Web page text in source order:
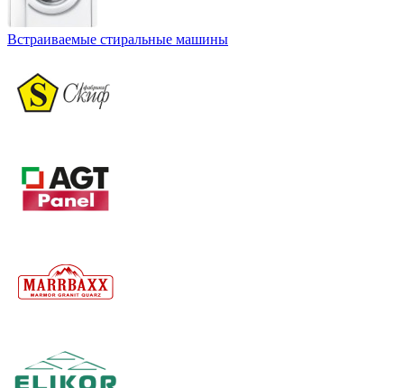
Встраиваемые стиральные машины